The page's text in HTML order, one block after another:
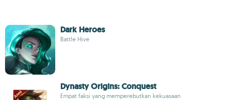
Dark Heroes
Battle Hive
Dynasty Origins: Conquest
Empat faksi yang memperebutkan kekuasaan